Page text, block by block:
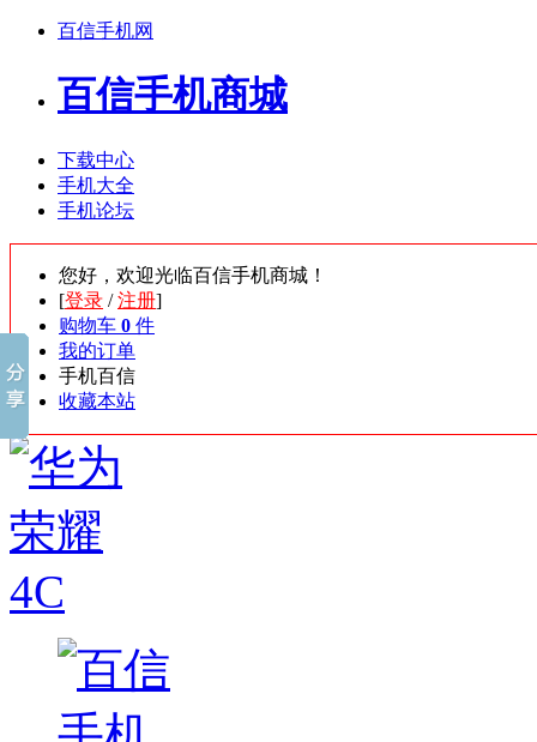
百信手机网
百信手机商城
下载中心
手机大全
手机论坛
您好，欢迎光临百信手机商城！
[登录 /注册]
购物车 0 件
我的订单
手机百信
收藏本站